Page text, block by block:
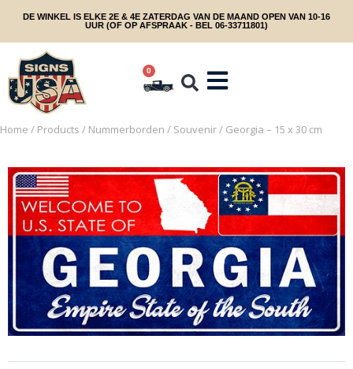
DE WINKEL IS ELKE 2E & 4E ZATERDAG VAN DE MAAND OPEN VAN 10-16
UUR (OF OP AFSPRAAK - BEL 06-33711801)
0
Home / Products / Nummerborden / Souvenir/ Georgia – 15 x 30 cm